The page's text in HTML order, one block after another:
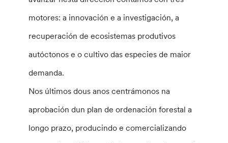
motores: a innovación e a investigación, a
recuperación de ecosistemas produtivos
autóctonos e o cultivo das especies de maior
demanda.
Nos últimos dous anos centrámonos na
aprobación dun plan de ordenación forestal a
longo prazo, producindo e comercializando